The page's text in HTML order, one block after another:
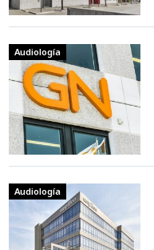
Audiología
Audiología